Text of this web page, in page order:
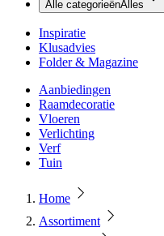
Alle categorieënAlles
Inspiratie
Klusadvies
Folder & Magazine
Aanbiedingen
Raamdecoratie
Vloeren
Verlichting
Verf
Tuin
Home
Assortiment